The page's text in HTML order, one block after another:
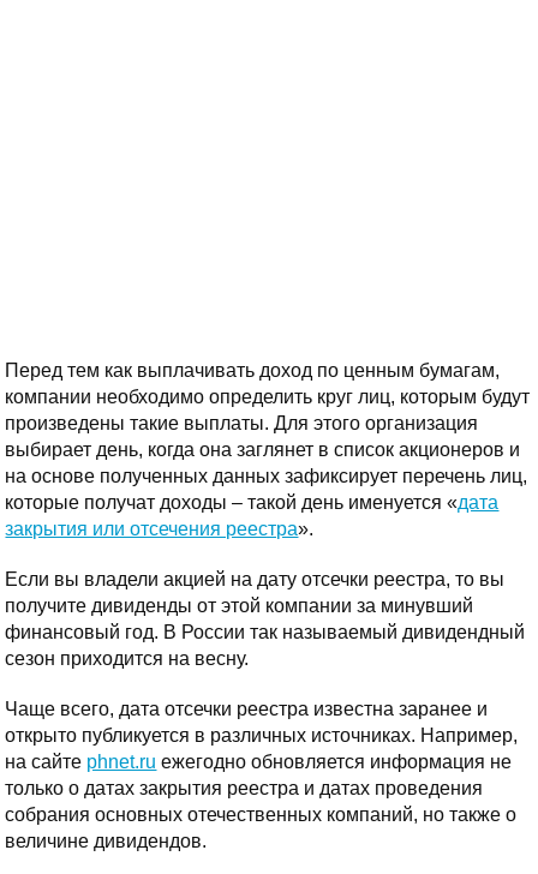
Перед тем как выплачивать доход по ценным бумагам,
компании необходимо определить круг лиц, которым будут
произведены такие выплаты. Для этого организация
выбирает день, когда она заглянет в список акционеров и
на основе полученных данных зафиксирует перечень лиц,
которые получат доходы – такой день именуется «дата
закрытия или отсечения реестра».
Если вы владели акцией на дату отсечки реестра, то вы
получите дивиденды от этой компании за минувший
финансовый год. В России так называемый дивидендный
сезон приходится на весну.
Чаще всего, дата отсечки реестра известна заранее и
открыто публикуется в различных источниках. Например,
на сайте phnet.ru ежегодно обновляется информация не
только о датах закрытия реестра и датах проведения
собрания основных отечественных компаний, но также о
величине дивидендов.